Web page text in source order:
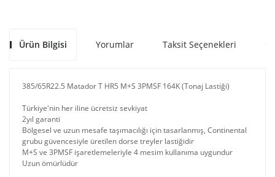
Ürün Bilgisi Yorumlar Taksit Seçenekleri
385/65R22.5 Matador T HR5 M+S 3PMSF 164K (Tonaj Lastiği)
Türkiye'nin her iline ücretsiz sevkiyat
2yıl garanti
Bölgesel ve uzun mesafe taşımacılığı için tasarlanmış, Continental
grubu güvencesiyle üretilen dorse treyler lastiğidir
M+S ve 3PMSF işaretlemeleriyle 4 mesim kullanıma uygundur
Uzun ömürlüdür